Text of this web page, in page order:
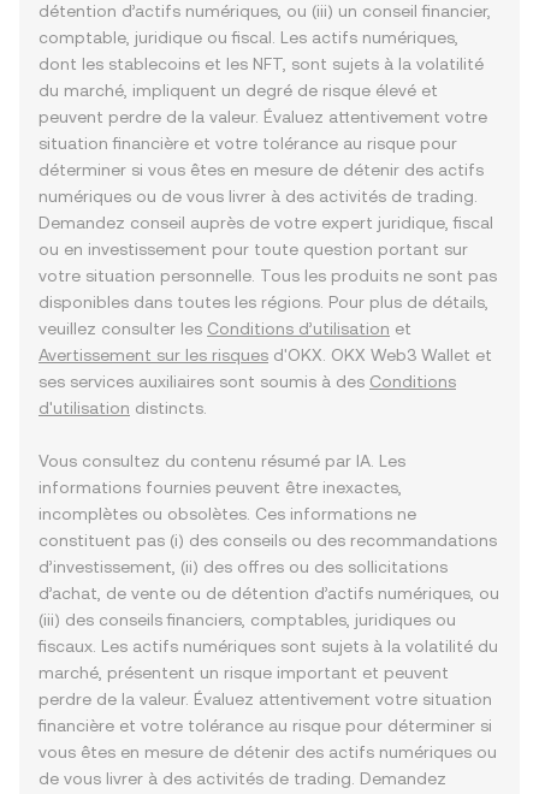
détention d’actifs numériques, ou (iii) un conseil financier,
comptable, juridique ou fiscal. Les actifs numériques,
dont les stablecoins et les NFT, sont sujets à la volatilité
du marché, impliquent un degré de risque élevé et
peuvent perdre de la valeur. Évaluez attentivement votre
situation financière et votre tolérance au risque pour
déterminer si vous êtes en mesure de détenir des actifs
numériques ou de vous livrer à des activités de trading.
Demandez conseil auprès de votre expert juridique, fiscal
ou en investissement pour toute question portant sur
votre situation personnelle. Tous les produits ne sont pas
disponibles dans toutes les régions. Pour plus de détails,
veuillez consulter les Conditions d’utilisation et
Avertissement sur les risques d'OKX. OKX Web3 Wallet et
ses services auxiliaires sont soumis à des Conditions
d'utilisation distincts.
Vous consultez du contenu résumé par IA. Les
informations fournies peuvent être inexactes,
incomplètes ou obsolètes. Ces informations ne
constituent pas (i) des conseils ou des recommandations
d’investissement, (ii) des offres ou des sollicitations
d’achat, de vente ou de détention d’actifs numériques, ou
(iii) des conseils financiers, comptables, juridiques ou
fiscaux. Les actifs numériques sont sujets à la volatilité du
marché, présentent un risque important et peuvent
perdre de la valeur. Évaluez attentivement votre situation
financière et votre tolérance au risque pour déterminer si
vous êtes en mesure de détenir des actifs numériques ou
de vous livrer à des activités de trading. Demandez